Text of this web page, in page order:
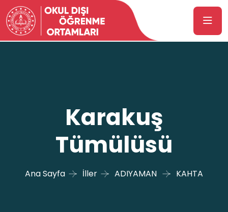
Karakuş
Tümülüsü
Ana Sayfa İller ADIYAMAN KAHTA